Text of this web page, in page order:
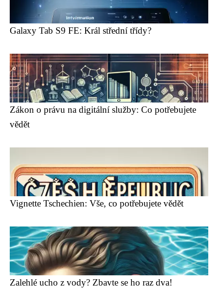
Galaxy Tab S9 FE: Král střední třídy?
Zákon o právu na digitální služby: Co potřebujete
vědět
Vignette Tschechien: Vše, co potřebujete vědět
Zalehlé ucho z vody? Zbavte se ho raz dva!